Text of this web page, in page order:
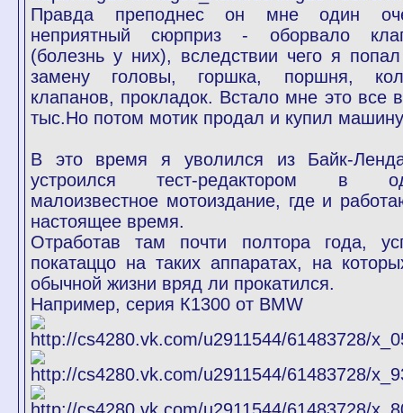
Правда преподнес он мне один
неприятный сюрприз - оборвало
(болезнь у них), вследствии чего я
замену головы, горшка, поршня,
клапанов, прокладок. Встало мне это все
тыс.Но потом мотик продал и купил
В это время я уволился из Байк-
устроился тест-редактором в
малоизвестное мотоиздание, где и
настоящее время.
Отработав там почти полтора года,
покатаццо на таких аппаратах, на
обычной жизни вряд ли прокатился.
Например, серия К1300 от BMW